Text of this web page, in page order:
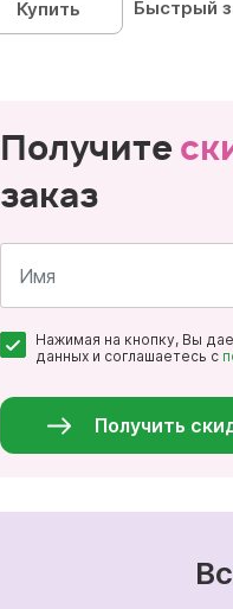
Купить
Быстрый
Получите
заказ
*
Нажимая на кнопку, Вы
данных и соглашаетесь с
Получить